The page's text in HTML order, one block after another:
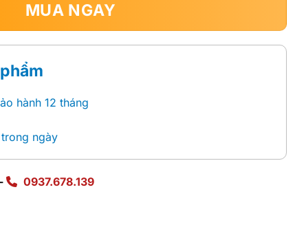
MUA NGAY
hành 12 tháng
ngày
- 0937.678.139